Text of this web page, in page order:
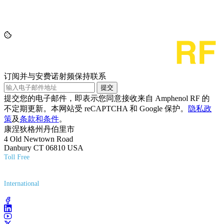
订阅并与安费诺射频保持联系
提交
提交您的电子邮件，即表示您同意接收来自 Amphenol RF 的
不定期更新。本网站受 reCAPTCHA 和 Google 保护。
隐私政
策及条款和条件。
康涅狄格州丹伯里市
4 Old Newtown Road
Danbury CT 06810 USA
Toll Free
International